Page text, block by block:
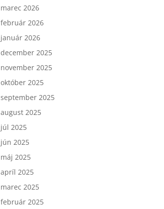
marec 2026
február 2026
január 2026
december 2025
november 2025
október 2025
september 2025
august 2025
júl 2025
jún 2025
máj 2025
apríl 2025
marec 2025
február 2025